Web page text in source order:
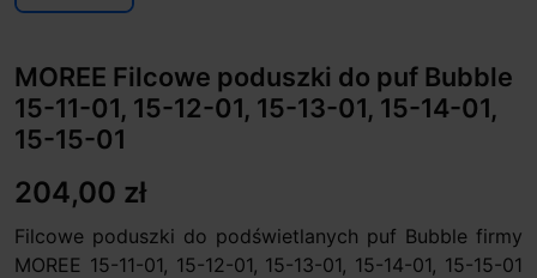
MOREE Filcowe poduszki do puf Bubble
15-11-01, 15-12-01, 15-13-01, 15-14-01,
15-15-01
204,00 zł
Filcowe poduszki do podświetlanych puf Bubble firmy
MOREE 15-11-01, 15-12-01, 15-13-01, 15-14-01, 15-15-01